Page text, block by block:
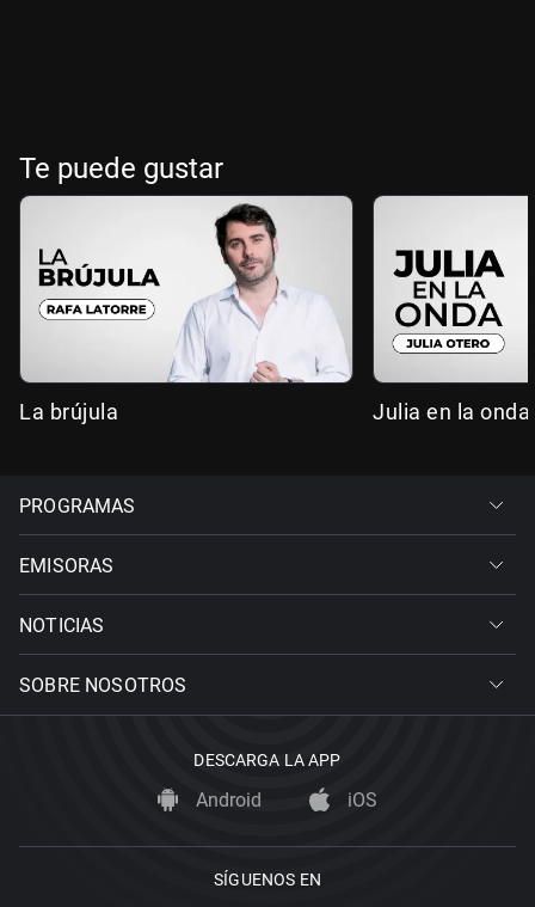
Te puede gustar
La brújula Julia en la onda
PROGRAMAS
EMISORAS
NOTICIAS
SOBRE NOSOTROS
DESCARGA LA APP
Android iOS
SÍGUENOS EN